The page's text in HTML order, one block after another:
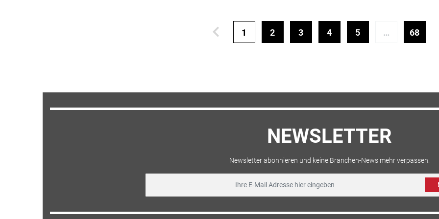
1 2 3 4 5 … 68
NEWSLETTER
Newsletter abonnieren und keine Branchen-News mehr verpassen.